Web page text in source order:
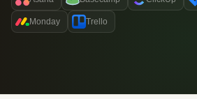
Monday Trello